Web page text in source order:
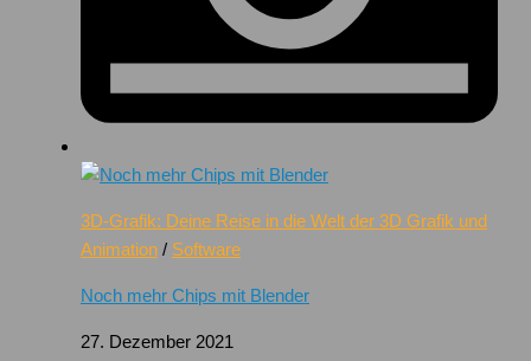
3D-Grafik: Deine Reise in die Welt der 3D Grafik und
Animation / Software
Noch mehr Chips mit Blender
27. Dezember 2021